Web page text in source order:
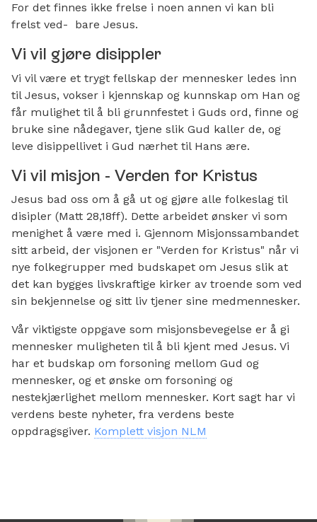
For det finnes ikke frelse i noen annen vi kan bli
frelst ved- bare Jesus.
Vi vil gjøre disippler
Vi vil være et trygt fellskap der mennesker ledes inn
til Jesus, vokser i kjennskap og kunnskap om Han og
får mulighet til å bli grunnfestet i Guds ord, finne og
bruke sine nådegaver, tjene slik Gud kaller de, og
leve disippellivet i Gud nærhet til Hans ære.
Vi vil misjon - Verden for Kristus
Jesus bad oss om å gå ut og gjøre alle folkeslag til
disipler (Matt 28,18ff). Dette arbeidet ønsker vi som
menighet å være med i. Gjennom Misjonssambandet
sitt arbeid, der visjonen er "Verden for Kristus" når vi
nye folkegrupper med budskapet om Jesus slik at
det kan bygges livskraftige kirker av troende som ved
sin bekjennelse og sitt liv tjener sine medmennesker.
Vår viktigste oppgave som misjonsbevegelse er å gi
mennesker muligheten til å bli kjent med Jesus. Vi
har et budskap om forsoning mellom Gud og
mennesker, og et ønske om forsoning og
nestekjærlighet mellom mennesker. Kort sagt har vi
verdens beste nyheter, fra verdens beste
oppdragsgiver. Komplett visjon NLM